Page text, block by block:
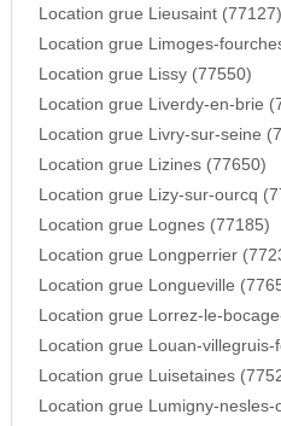
Location grue Lieusaint (77127)
Location grue Limoges-
Location grue Lissy (77550)
Location grue Liverdy-en-brie
Location grue Livry-sur-seine
Location grue Lizines (77650)
Location grue Lizy-sur-ourcq
Location grue Lognes (77185)
Location grue Longperrier
Location grue Longueville
Location grue Lorrez-le-
Location grue Louan-
Location grue Luisetaines
Location grue Lumigny-